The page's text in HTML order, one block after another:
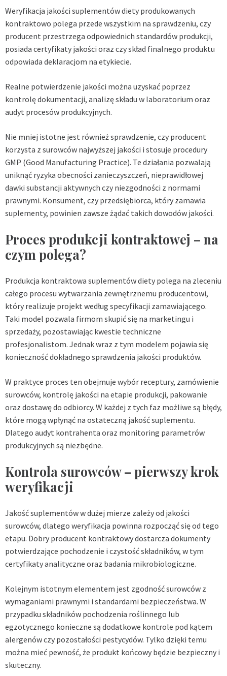
Weryfikacja jakości suplementów diety produkowanych
kontraktowo polega przede wszystkim na sprawdzeniu, czy
producent przestrzega odpowiednich standardów produkcji,
posiada certyfikaty jakości oraz czy skład finalnego produktu
odpowiada deklaracjom na etykiecie.
Realne potwierdzenie jakości można uzyskać poprzez
kontrolę dokumentacji, analizę składu w laboratorium oraz
audyt procesów produkcyjnych.
Nie mniej istotne jest również sprawdzenie, czy producent
korzysta z surowców najwyższej jakości i stosuje procedury
GMP (Good Manufacturing Practice). Te działania pozwalają
uniknąć ryzyka obecności zanieczyszczeń, nieprawidłowej
dawki substancji aktywnych czy niezgodności z normami
prawnymi. Konsument, czy przedsiębiorca, który zamawia
suplementy, powinien zawsze żądać takich dowodów jakości.
Proces produkcji kontraktowej – na
czym polega?
Produkcja kontraktowa suplementów diety polega na zleceniu
całego procesu wytwarzania zewnętrznemu producentowi,
który realizuje projekt według specyfikacji zamawiającego.
Taki model pozwala firmom skupić się na marketingu i
sprzedaży, pozostawiając kwestie techniczne
profesjonalistom. Jednak wraz z tym modelem pojawia się
konieczność dokładnego sprawdzenia jakości produktów.
W praktyce proces ten obejmuje wybór receptury, zamówienie
surowców, kontrolę jakości na etapie produkcji, pakowanie
oraz dostawę do odbiorcy. W każdej z tych faz możliwe są błędy,
które mogą wpłynąć na ostateczną jakość suplementu.
Dlatego audyt kontrahenta oraz monitoring parametrów
produkcyjnych są niezbędne.
Kontrola surowców – pierwszy krok
weryfikacji
Jakość suplementów w dużej mierze zależy od jakości
surowców, dlatego weryfikacja powinna rozpocząć się od tego
etapu. Dobry producent kontraktowy dostarcza dokumenty
potwierdzające pochodzenie i czystość składników, w tym
certyfikaty analityczne oraz badania mikrobiologiczne.
Kolejnym istotnym elementem jest zgodność surowców z
wymaganiami prawnymi i standardami bezpieczeństwa. W
przypadku składników pochodzenia roślinnego lub
egzotycznego konieczne są dodatkowe kontrole pod kątem
alergenów czy pozostałości pestycydów. Tylko dzięki temu
można mieć pewność, że produkt końcowy będzie bezpieczny i
skuteczny.